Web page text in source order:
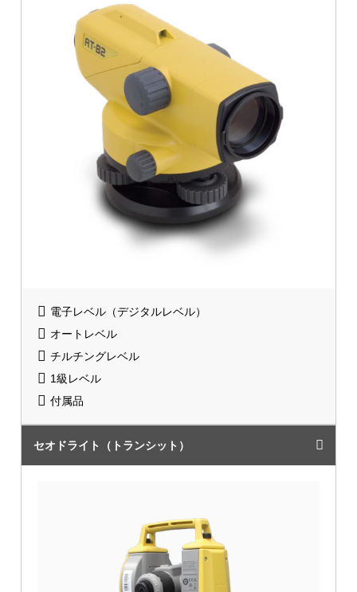
電子レベル（デジタルレベル）
オートレベル
チルチングレベル
1級レベル
付属品
セオドライト（トランシット）